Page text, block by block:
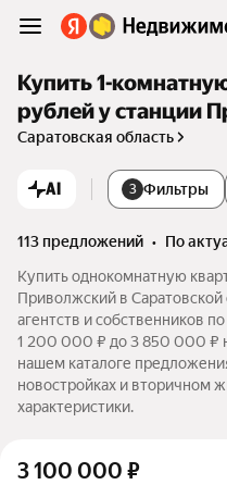
Купить 1-
рублей у станции
Саратовская область
AI 3 Фильтры
113 предложений •
по
Купить однокомнатную
Приволжский в
агентств и собственников
1 200 000 ₽ до 3 850 000 ₽
нашем каталоге
новостройках и вторичном
характеристики.
3 100 000 ₽